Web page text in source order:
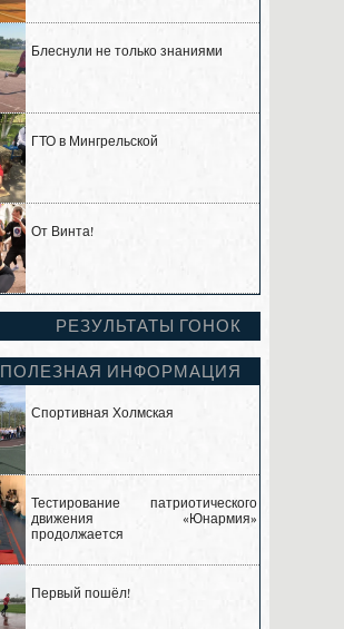
Блеснули не только знаниями
ГТО в Мингрельской
От Винта!
РЕЗУЛЬТАТЫ ГОНОК
ПОЛЕЗНАЯ ИНФОРМАЦИЯ
Спортивная Холмская
Тестирование патриотического
движения «Юнармия»
продолжается
Первый пошёл!